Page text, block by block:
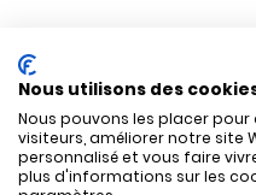
Nous utilisons des
Nous pouvons les placer
visiteurs, améliorer notre site
personnalisé et vous faire
plus d'informations sur les